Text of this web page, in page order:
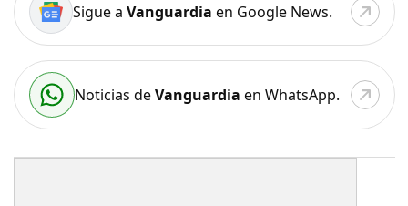
Sigue a Vanguardia en Google News.
Noticias deVanguardia en WhatsApp.